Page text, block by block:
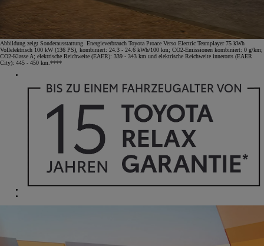
Abbildung zeigt Sonderausstattung. Energieverbrauch Toyota Proace Verso Electric Teamplayer 75 kWh
Vollelektrisch 100 kW (136 PS), kombiniert: 24.3 - 24.6 kWh/100 km; CO2-Emissionen kombiniert: 0 g/km;
CO2-Klasse A; elektrische Reichweite (EAER): 339 - 343 km und elektrische Reichweite innerorts (EAER
City): 445 - 450 km.****